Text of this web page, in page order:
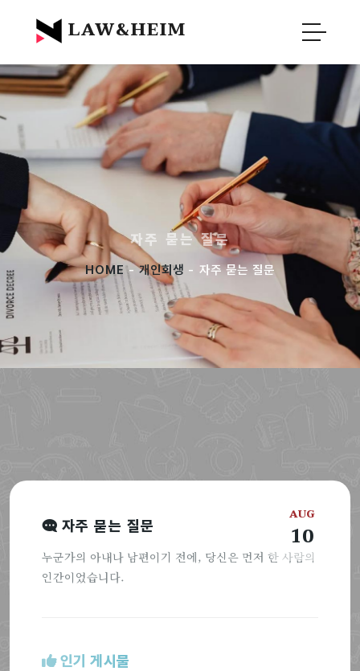
LAW&HEIM
자주 묻는 질문
HOME-개인회생 - 자주 묻는 질문
AUG
10
자주 묻는 질문
누군가의 아내나 남편이기 전에, 당신은 먼저 한 사람의
인간이었습니다.
인기 게시물